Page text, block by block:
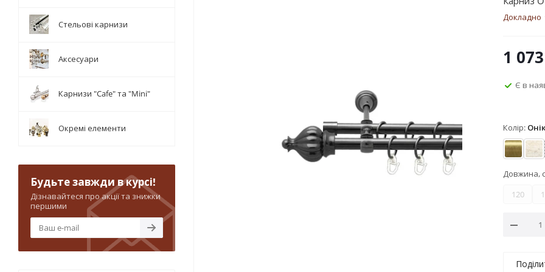
Докладно
1 073
Є в
Колір:
Антик
Довжина,
120
Стельові карнизи
Аксесуари
Карнизи "Cafe" та "Mini"
Окремі елементи
Будьте завжди в курсі!
Дізнавайтеся про акції та знижки
першими